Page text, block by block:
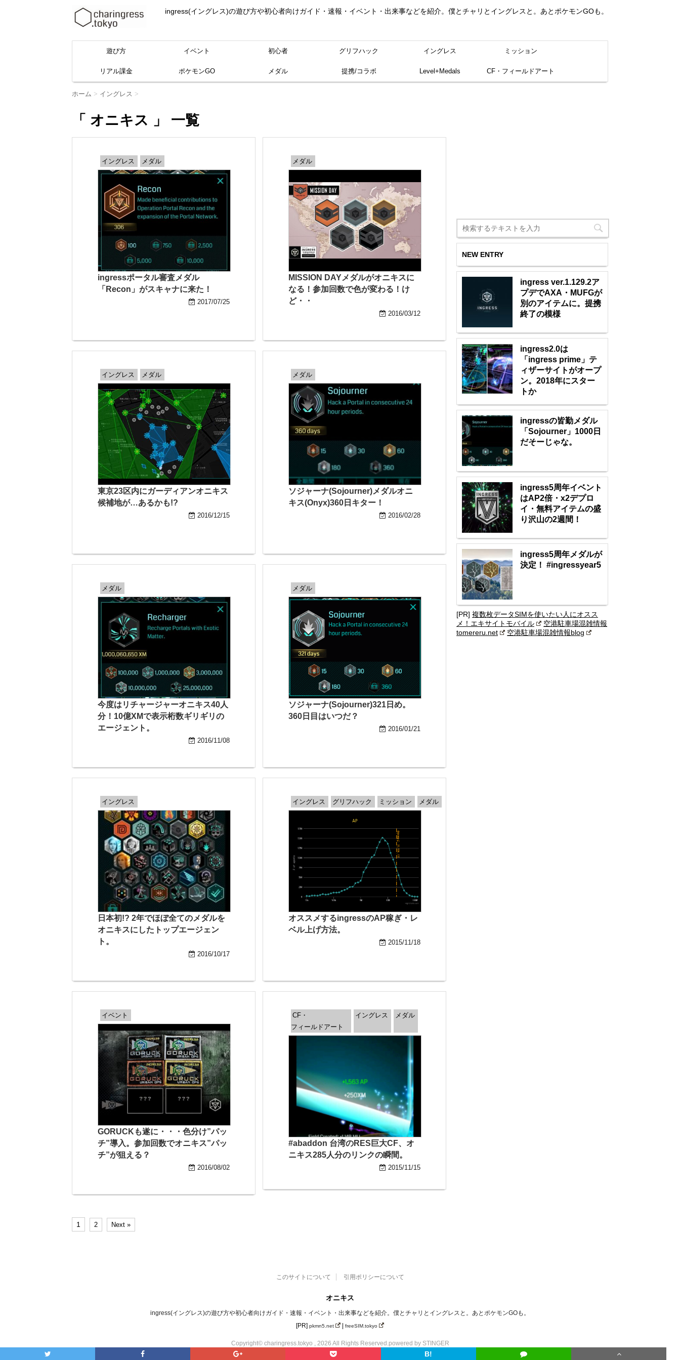
ingress(イングレス)の遊び方や初心者向けガイド・速報・イベント・出来事などを紹介。僕とチャリとイングレスと。あとポケモンGOも。
遊び方 イベント 初心者 グリフハック イングレス ミッション
リアル課金 ポケモンGO メダル 提携/コラボ Level+Medals CF・フィールドアート
ホーム > イングレス >
「 オニキス 」 一覧
イングレス メダル
ingressポータル審査メダル
「Recon」がスキャナに来た！
2017/07/25
イングレス メダル
東京23区内にガーディアンオニキス
候補地が…あるかも!?
2016/12/15
メダル
今度はリチャージャーオニキス40人
分！10億XMで表示桁数ギリギリの
エージェント。
2016/11/08
イングレス
日本初!? 2年でほぼ全てのメダルを
オニキスにしたトップエージェン
ト。
2016/10/17
イベント
GORUCKも遂に・・・色分け”パッ
チ”導入。参加回数でオニキス”パッ
チ”が狙える？
2016/08/02
メダル
MISSION DAYメダルがオニキスに
なる！参加回数で色が変わる！け
ど・・
2016/03/12
メダル
ソジャーナ(Sojourner)メダルオニ
キス(Onyx)360日キター！
2016/02/28
メダル
ソジャーナ(Sojourner)321日め。
360日目はいつだ？
2016/01/21
イングレス グリフハック ミッション メダル
オススメするingressのAP稼ぎ・レ
ベル上げ方法。
2015/11/18
CF・
フィールドアート
イングレス メダル
#abaddon 台湾のRES巨大CF、オ
ニキス285人分のリンクの瞬間。
2015/11/15
1 2 Next »
NEW ENTRY
ingress ver.1.129.2ア
プデでAXA・MUFGが
別のアイテムに。提携
終了の模様
ingress2.0は
「ingress prime」テ
ィザーサイトがオープ
ン。2018年にスター
トか
ingressの皆勤メダル
「Sojourner」1000日
だそーじゃな。
ingress5周年イベント
はAP2倍・x2デプロ
イ・無料アイテムの盛
り沢山の2週間！
ingress5周年メダルが
決定！ #ingressyear5
[PR] 複数枚データSIMを使いたい人にオスス
メ！エキサイトモバイル
空港駐車場混雑情報
tomereru.net
空港駐車場混雑情報blog
このサイトについて 引用ポリシーについて
オニキス
ingress(イングレス)の遊び方や初心者向けガイド・速報・イベント・出来事などを紹介。僕とチャリとイングレスと。あとポケモンGOも。
[PR]pkmn5.net | freeSIM.tokyo
Copyright© charingress.tokyo , 2026 All Rights Reserved. powered by STINGER
B!